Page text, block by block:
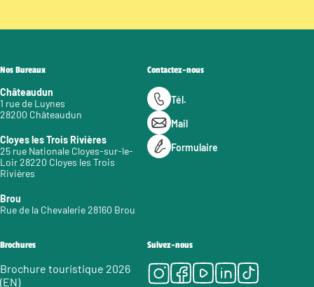
Nos Bureaux
Châteaudun
1 rue de Luynes
28200 Châteaudun
Cloyes les Trois Rivières
25 rue Nationale Cloyes-sur-le-
Loir 28220 Cloyes les Trois
Rivières
Brou
Rue de la Chevalerie 28160 Brou
Contactez-nous
Tél.
Mail
Formulaire
Brochures
Brochure touristique 2026
(EN)
Suivez-nous
Instagram
Facebook
Youtube
LinkedIn
Tiktok